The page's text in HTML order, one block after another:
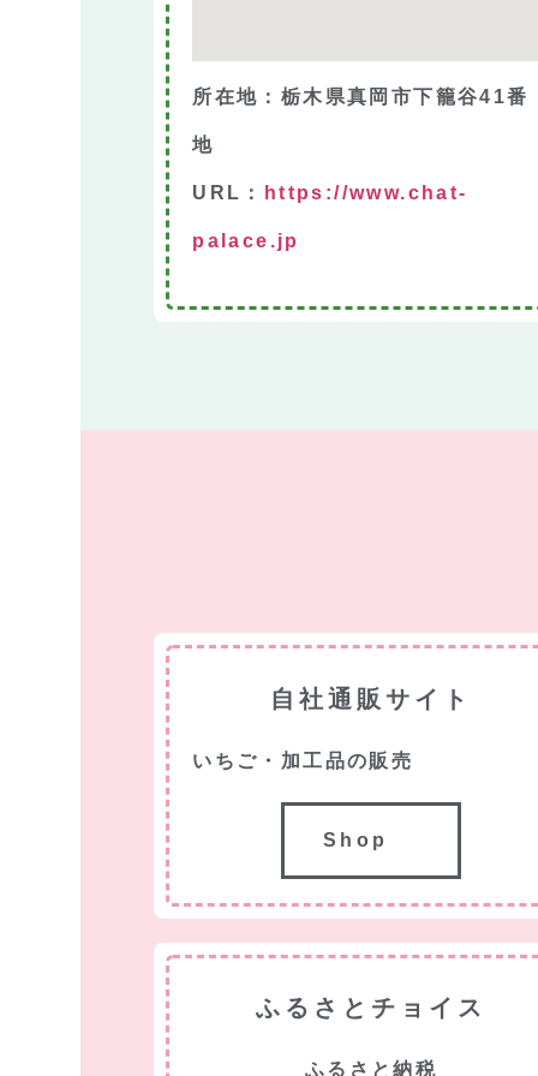
所在地：栃木県真岡市下籠谷41番
地
URL： https://www.chat-
palace.jp
自社通販サイト
いちご・加工品の販売
Shop
ふるさとチョイス
ふるさと納税